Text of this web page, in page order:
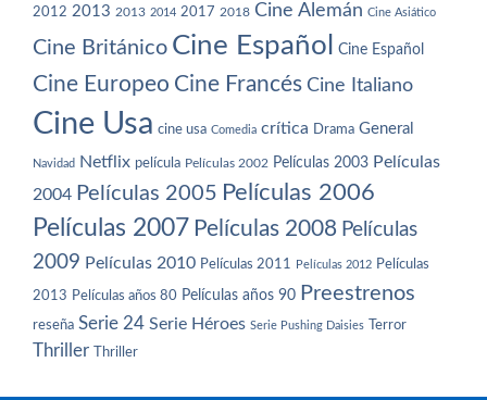
2012 2013 2013 2014 2017 2018 Cine Alemán Cine Asiático
Cine Británico Cine Español Cine Español
Cine Europeo Cine Francés Cine Italiano
Cine Usa cine usa Comedia crítica Drama General
Navidad Netflix película Películas 2002 Películas 2003 Películas
2004 Películas 2005 Películas 2006
Películas 2007 Películas 2008 Películas
2009 Películas 2010 Películas 2011 Películas 2012 Películas
2013 Películas años 80 Películas años 90 Preestrenos
reseña Serie 24 Serie Héroes Serie Pushing Daisies Terror
Thriller Thriller